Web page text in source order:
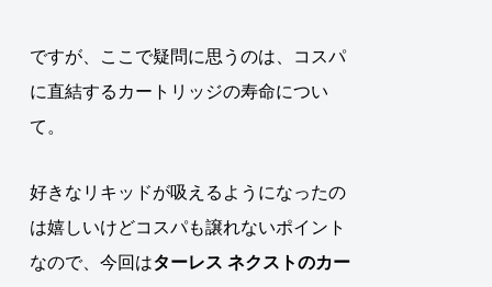
ですが、ここで疑問に思うのは、コスパ
に直結するカートリッジの寿命につい
て。
好きなリキッドが吸えるようになったの
は嬉しいけどコスパも譲れないポイント
なので、今回はターレス ネクストのカー